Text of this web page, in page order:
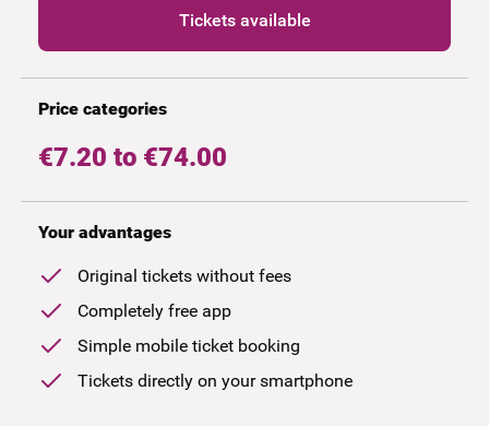
Tickets available
Price categories
€7.20 to €74.00
Your advantages
Original tickets without fees
Completely free app
Simple mobile ticket booking
Tickets directly on your smartphone